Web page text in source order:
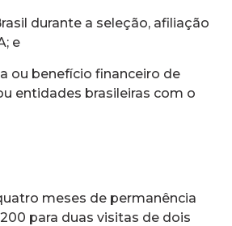
durante a seleção, afiliação
e
ou benefício financeiro de
entidades brasileiras com o
meses de permanência
para duas visitas de dois